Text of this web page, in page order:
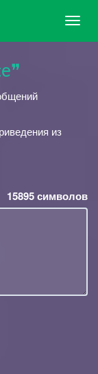
из
15895символов